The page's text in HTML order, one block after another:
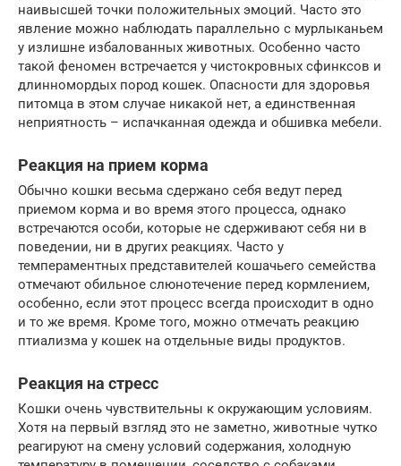
наивысшей точки положительных эмоций. Часто это
явление можно наблюдать параллельно с мурлыканьем
у излишне избалованных животных. Особенно часто
такой феномен встречается у чистокровных сфинксов и
длинномордых пород кошек. Опасности для здоровья
питомца в этом случае никакой нет, а единственная
неприятность – испачканная одежда и обшивка мебели.
Реакция на прием корма
Обычно кошки весьма сдержано себя ведут перед
приемом корма и во время этого процесса, однако
встречаются особи, которые не сдерживают себя ни в
поведении, ни в других реакциях. Часто у
темпераментных представителей кошачьего семейства
отмечают обильное слюнотечение перед кормлением,
особенно, если этот процесс всегда происходит в одно
и то же время. Кроме того, можно отмечать реакцию
птиализма у кошек на отдельные виды продуктов.
Реакция на стресс
Кошки очень чувствительны к окружающим условиям.
Хотя на первый взгляд это не заметно, животные чутко
реагируют на смену условий содержания, холодную